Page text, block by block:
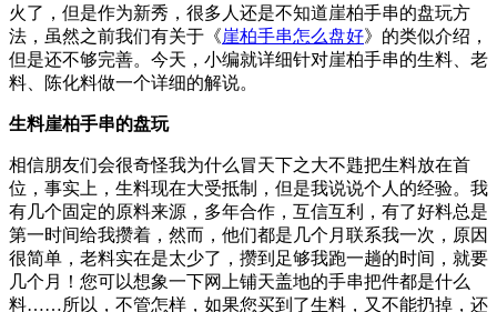
火了，但是作为新秀，很多人还是不知道崖柏手串的盘玩方
法，虽然之前我们有关于《崖柏手串怎么盘好》的类似介绍，
但是还不够完善。今天，小编就详细针对崖柏手串的生料、老
料、陈化料做一个详细的解说。
生料崖柏手串的盘玩
相信朋友们会很奇怪我为什么冒天下之大不韪把生料放在首
位，事实上，生料现在大受抵制，但是我说说个人的经验。我
有几个固定的原料来源，多年合作，互信互利，有了好料总是
第一时间给我攒着，然而，他们都是几个月联系我一次，原因
很简单，老料实在是太少了，攒到足够我跑一趟的时间，就要
几个月！您可以想象一下网上铺天盖地的手串把件都是什么
料……所以，不管怎样，如果您买到了生料，又不能扔掉，还